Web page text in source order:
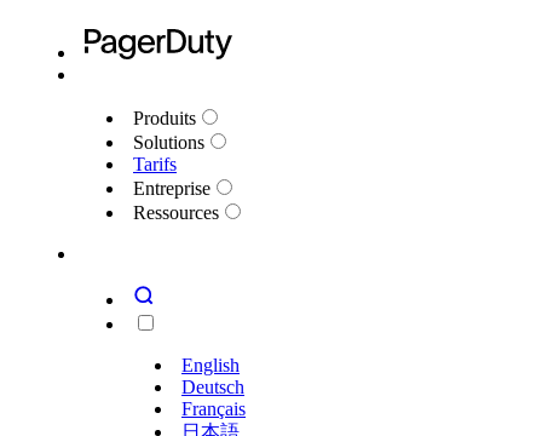
Produits
Solutions
Tarifs
Entreprise
Ressources
English
Deutsch
Français
日本語